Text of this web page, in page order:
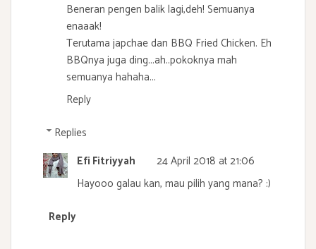
Beneran pengen balik lagi,deh! Semuanya
enaaak!
Terutama japchae dan BBQ Fried Chicken. Eh
BBQnya juga ding...ah..pokoknya mah
semuanya hahaha...
Reply
Replies
Efi Fitriyyah
24 April 2018 at 21:06
Hayooo galau kan, mau pilih yang mana? :)
Reply